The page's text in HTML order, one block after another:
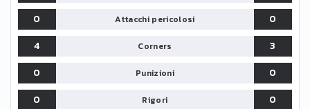
0
Attacchi pericolosi
0
4
Corners
3
0
Punizioni
0
0
Rigori 0